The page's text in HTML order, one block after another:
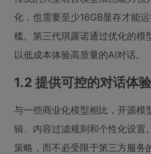
化，也需要至少16GB显存才能
槛。第三代琪露诺通过优化的模
以低成本体验高质量的AI对话。
1.2 提供可控的对话体验
与一些商业化模型相比，开源模
辑、内容过滤规则和个性化设置
策略，而不必受限于第三方服务